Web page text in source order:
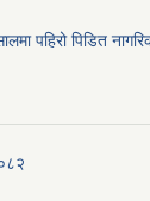
पहिरो पिडित